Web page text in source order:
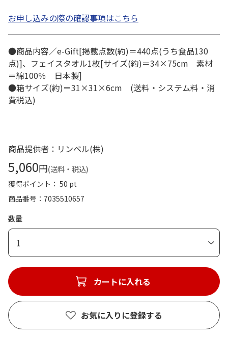
お申し込みの際の確認事項はこちら
●商品内容／e-Gift[掲載点数(約)＝440点(うち食品130
点)]、フェイスタオル1枚[サイズ(約)＝34×75cm 素材
＝綿100％ 日本製]
●箱サイズ(約)＝31×31×6cm (送料・システム料・消
費税込)
商品提供者：リンベル(株)
5,060円(送料・税込)
獲得ポイント： 50 pt
商品番号
7035510657
数量
1
カートに入れる
お気に入りに登録する